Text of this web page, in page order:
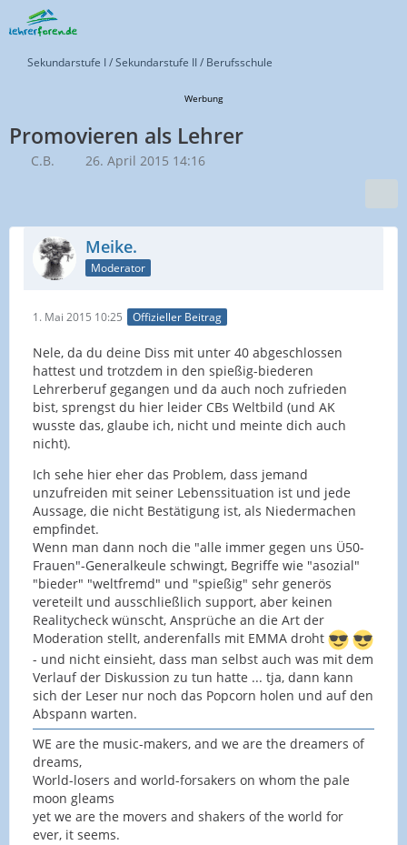
Sekundarstufe I / Sekundarstufe II / Berufsschule
Werbung
Promovieren als Lehrer
C.B. 26. April 2015 14:16
Meike.
Moderator
1. Mai 2015 10:25 Offizieller Beitrag
Nele, da du deine Diss mit unter 40 abgeschlossen
hattest und trotzdem in den spießig-biederen
Lehrerberuf gegangen und da auch noch zufrieden
bist, sprengst du hier leider CBs Weltbild (und AK
wusste das, glaube ich, nicht und meinte dich auch
nicht).
Ich sehe hier eher das Problem, dass jemand
unzufreiden mit seiner Lebenssituation ist und jede
Aussage, die nicht Bestätigung ist, als Niedermachen
empfindet.
Wenn man dann noch die "alle immer gegen uns Ü50-
Frauen"-Generalkeule schwingt, Begriffe wie "asozial"
"bieder" "weltfremd" und "spießig" sehr generös
vereteilt und ausschließlich support, aber keinen
Realitycheck wünscht, Ansprüche an die Art der
Moderation stellt, anderenfalls mit EMMA droht
- und nicht einsieht, dass man selbst auch was mit dem
Verlauf der Diskussion zu tun hatte ... tja, dann kann
sich der Leser nur noch das Popcorn holen und auf den
Abspann warten.
WE are the music-makers, and we are the dreamers of
dreams,
World-losers and world-forsakers on whom the pale
moon gleams
yet we are the movers and shakers of the world for
ever, it seems.